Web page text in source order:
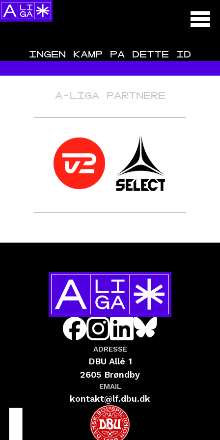
INGEN KAMP PÅ DETTE ID
A-LIGA PARTNERE
ADRESSE
DBU Allé 1
2605 Brøndby
EMAIL
kontakt@lf.dbu.dk